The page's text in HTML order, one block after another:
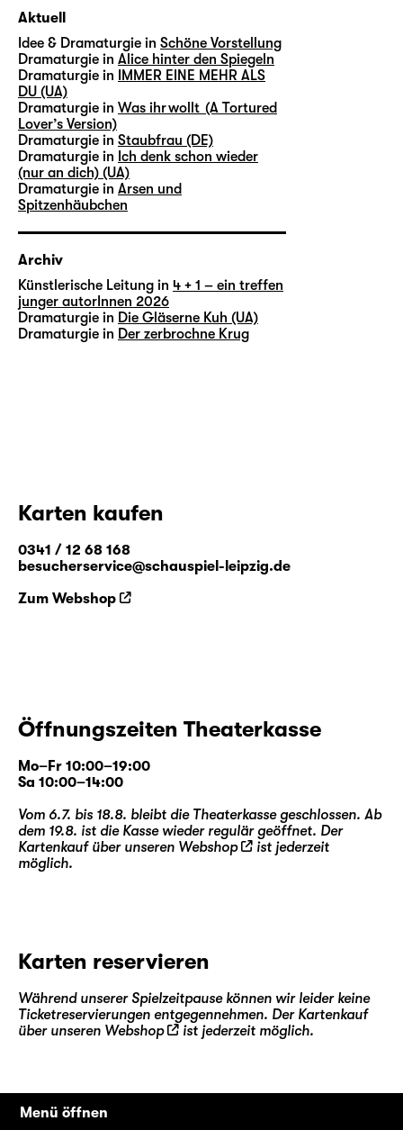
Aktuell
Idee & Dramaturgie in Schöne Vorstellung
Dramaturgie in Alice hinter den Spiegeln
Dramaturgie in
IMMER EINE MEHR ALS
DU (UA)
Dramaturgie in Was ihr wollt (A Tortured
Lover’s Version)
Dramaturgie in Staubfrau (DE)
Dramaturgie in Ich denk schon wieder
(nur an dich) (UA)
Dramaturgie in Arsen und
Spitzenhäubchen
Archiv
Künstlerische Leitung in 4 + 1 – ein treffen
junger autorInnen 2026
Dramaturgie in Die Gläserne Kuh (UA)
Dramaturgie in Der zerbrochne Krug
Karten kaufen
0341 / 12 68 168
besucherservice@schauspiel-leipzig.de
Zum Webshop
Öffnungszeiten Theaterkasse
Mo–Fr 10:00–19:00
Sa 10:00–14:00
Vom 6.7. bis 18.8. bleibt die Theaterkasse geschlossen. Ab
dem 19.8. ist die Kasse wieder regulär geöffnet. Der
Kartenkauf über unseren Webshop
ist jederzeit
möglich.
Karten reservieren
Während unserer Spielzeitpause können wir leider keine
Ticketreservierungen entgegennehmen. Der Kartenkauf
über unseren Webshop ist jederzeit möglich.
Menü öffnen